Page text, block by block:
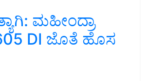
ಮಹೀಂದ್ರಾ
DI ಜೊತೆ ಹೊಸ